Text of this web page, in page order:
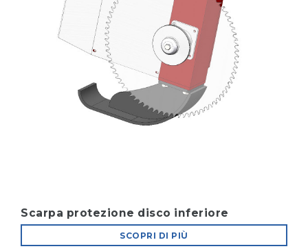
Scarpa protezione disco inferiore
SCOPRI DI PIÙ